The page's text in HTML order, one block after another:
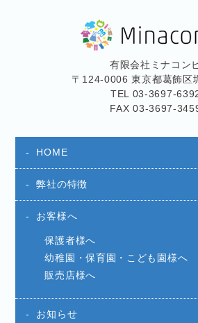
有限会社ミナコン
〒124-0006 東京都葛飾区
TEL 03-3697-
FAX 03-3697-
HOME
弊社の特徴
お客様へ
保護者様へ
幼稚園・保育園・こども園様へ
販売店様へ
お知らせ